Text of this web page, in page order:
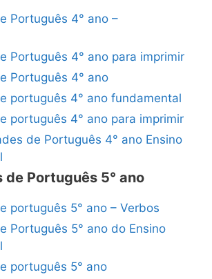
Português 4° ano –
Português 4° ano para imprimir
Português 4° ano
português 4° ano fundamental
português 4° ano para imprimir
de Português 4° ano Ensino
de Português 5° ano
português 5° ano – Verbos
Português 5° ano do Ensino
português 5° ano